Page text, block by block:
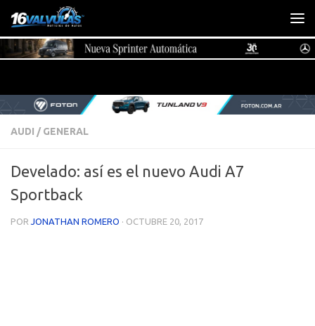
Saltar al contenido
AUDI / GENERAL
Develado: así es el nuevo Audi A7
Sportback
POR JONATHAN ROMERO · OCTUBRE 20, 2017